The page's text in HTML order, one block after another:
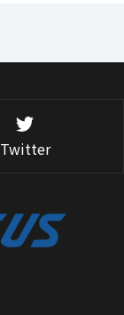
Twitter